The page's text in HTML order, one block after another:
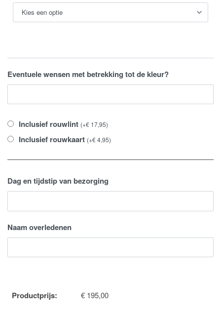
Eventuele wensen met betrekking tot de kleur?
Inclusief rouwlint (+€17,95)
Inclusief rouwkaart (+€4,95)
Dag en tijdstip van bezorging
Naam overledenen
Productprijs: € 195,00